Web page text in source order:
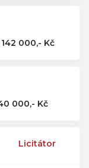
142 000,- Kč
000,- Kč
Licitátor